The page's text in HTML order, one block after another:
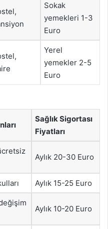
Sokak
yemekleri 1-3
Euro
Yerel
yemekler 2-5
Euro
Sağlık Sigortası
Fiyatları
Aylık 20-30 Euro
Aylık 15-25 Euro
Aylık 10-20 Euro